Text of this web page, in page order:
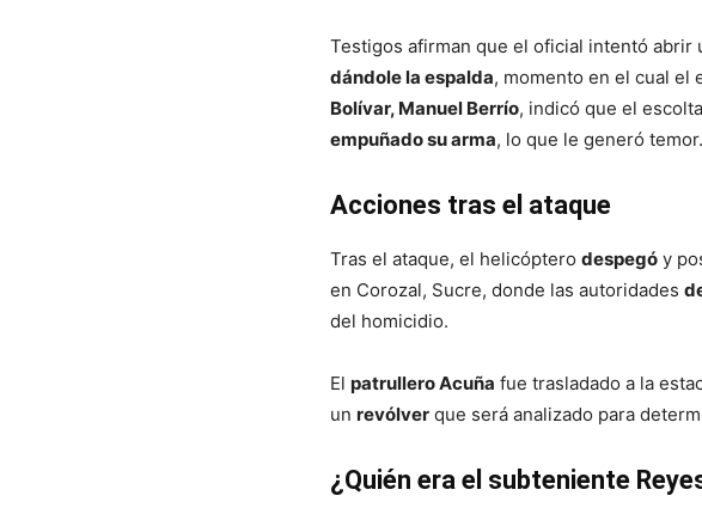
Testigos afirman que el oficial intentó abrir
dándole la espalda, momento en el cual el
Bolívar, Manuel Berrío, indicó que el
empuñado su arma, lo que le generó temor.
Acciones tras el ataque
Tras el ataque, el helicóptero despegó y
en Corozal, Sucre, donde las autoridades
del homicidio.
El patrullero Acuña fue trasladado a la
un revólver que será analizado para
¿Quién era el subteniente